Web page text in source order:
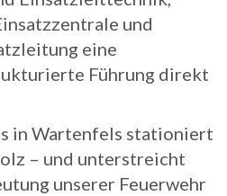
und
eine
Führung direkt
in Wartenfels stationiert
– und unterstreicht
unserer Feuerwehr